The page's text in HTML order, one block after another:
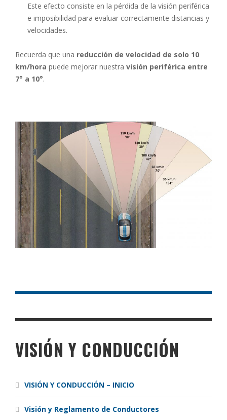
Este efecto consiste en la pérdida de la visión periférica
e imposibilidad para evaluar correctamente distancias y
velocidades.
Recuerda que una reducción de velocidad de solo 10
km/hora puede mejorar nuestra visión periférica entre
7° a 10°.
VISIÓN Y CONDUCCIÓN
VISIÓN Y CONDUCCIÓN – INICIO
Visión y Reglamento de Conductores